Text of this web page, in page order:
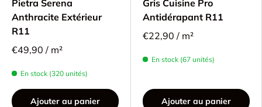
Pietra Serena
Anthracite Extérieur
R11
€49,90 / m²
En stock (320 unités)
Ajouter au panier
Gris Cuisine Pro
Antidérapant R11
€22,90 / m²
En stock (67 unités)
Ajouter au panier